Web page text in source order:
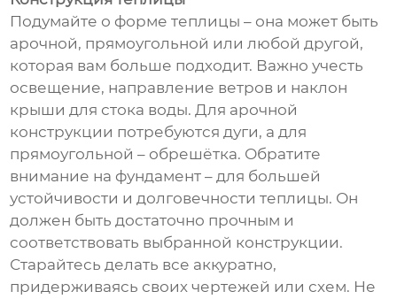
Подумайте о форме теплицы – она может быть
арочной, прямоугольной или любой другой,
которая вам больше подходит. Важно учесть
освещение, направление ветров и наклон
крыши для стока воды. Для арочной
конструкции потребуются дуги, а для
прямоугольной – обрешётка. Обратите
внимание на фундамент – для большей
устойчивости и долговечности теплицы. Он
должен быть достаточно прочным и
соответствовать выбранной конструкции.
Старайтесь делать все аккуратно,
придерживаясь своих чертежей или схем. Не